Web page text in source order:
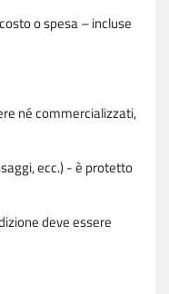
o spesa – incluse
né commercializzati,
ecc.) - è protetto
deve essere